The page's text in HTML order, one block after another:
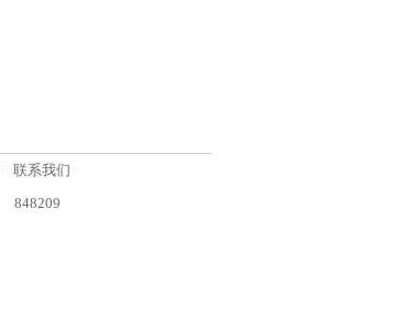
联系我们
848209